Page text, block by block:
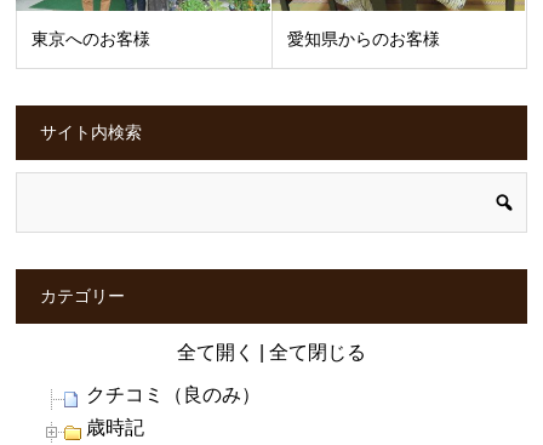
東京へのお客様 愛知県からのお客様
サイト内検索
カテゴリー
全て開く 全て閉じる
クチコミ（良のみ）
歳時記